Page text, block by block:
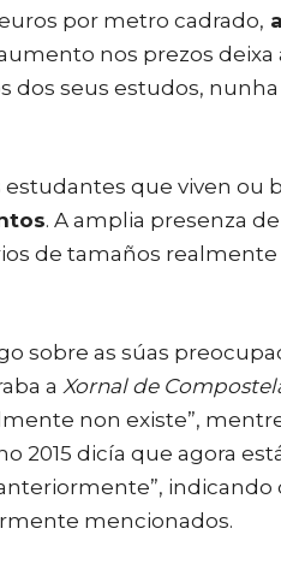
por metro cadrado,
nos prezos
seus estudos,
que viven ou
. A amplia presenza
de tamaños realmente
sobre as súas
a Xornal de
non existe”,
2015 dicía que agora
indicando
mencionados.